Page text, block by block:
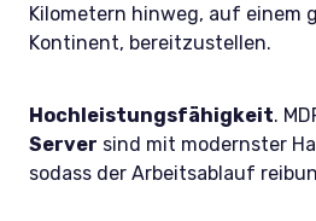
Kilometern hinweg, auf einem
Kontinent, bereitzustellen.
Hochleistungsfähigkeit.
Server sind mit modernster
sodass der Arbeitsablauf